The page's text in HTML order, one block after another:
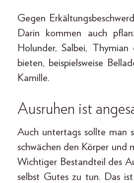
Gegen
Darin kommen auch
Holunder, Salbei,
bieten, beispielsweise
Kamille.
Ausruhen ist
Auch untertags sollte man
schwächen den Körper und
Wichtiger Bestandteil des
selbst Gutes zu tun. Das